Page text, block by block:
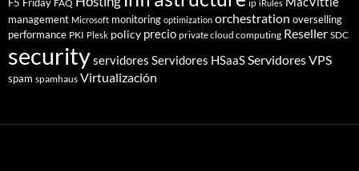
F5 Friday FAQ ip iRules
management Microsoft monitoring optimization orchestration overselling
performance PKI Plesk policy precio private cloud computing Reseller SDC
securityservidores Servidores HSaaSServidores VPS
spam spamhaus Virtualización